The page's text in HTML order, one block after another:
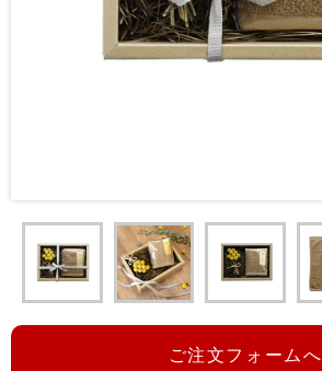
ご注文フォームへ